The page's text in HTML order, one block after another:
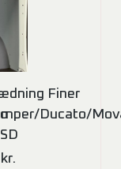
Finer
Ducato/
kr.